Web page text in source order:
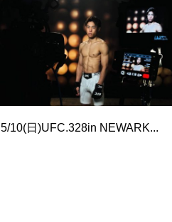
5/10(日)UFC.328in NEWARK...